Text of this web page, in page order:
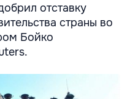
отставку
страны во
Бойко